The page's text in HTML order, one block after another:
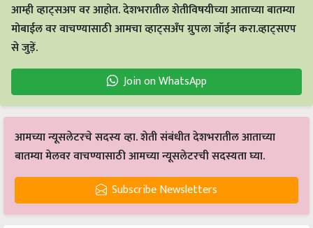
आम्ही व्हाट्सअप वर आहोत. देशभरातील शेतीविषयीच्या आताच्या बातम्या
मोबाईल वर वाचण्यासाठी आमचा व्हाट्सअँप ग्रुपला जॉईन करा.व्हाट्सएप
से जुड़ें.
Join on WhatsApp
आमच्या न्यूसलेटरचे सदस्य व्हा. शेती संबंधीत देशभरातील आताच्या
बातम्या मेलवर वाचण्यासाठी आमच्या न्यूसलेटरची सदस्यता घ्या.
Subscribe Newsletters